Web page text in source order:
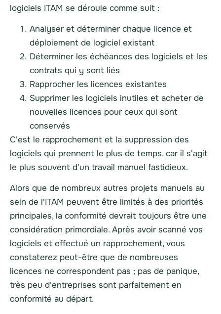
logiciels ITAM se déroule comme suit :
Analyser et déterminer chaque licence et
déploiement de logiciel existant
Déterminer les échéances des logiciels et les
contrats qui y sont liés
Rapprocher les licences existantes
Supprimer les logiciels inutiles et acheter de
nouvelles licences pour ceux qui sont
conservés
C'est le rapprochement et la suppression des
logiciels qui prennent le plus de temps, car il s'agit
le plus souvent d'un travail manuel fastidieux.
Alors que de nombreux autres projets manuels au
sein de l'ITAM peuvent être limités à des priorités
principales, la conformité devrait toujours être une
considération primordiale. Après avoir scanné vos
logiciels et effectué un rapprochement, vous
constaterez peut-être que de nombreuses
licences ne correspondent pas ; pas de panique,
très peu d'entreprises sont parfaitement en
conformité au départ.